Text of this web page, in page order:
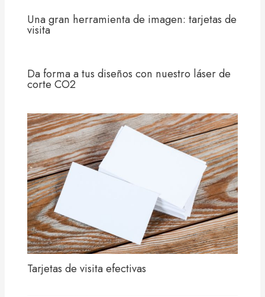
Una gran herramienta de imagen: tarjetas de
visita
Da forma a tus diseños con nuestro láser de
corte CO2
Tarjetas de visita efectivas